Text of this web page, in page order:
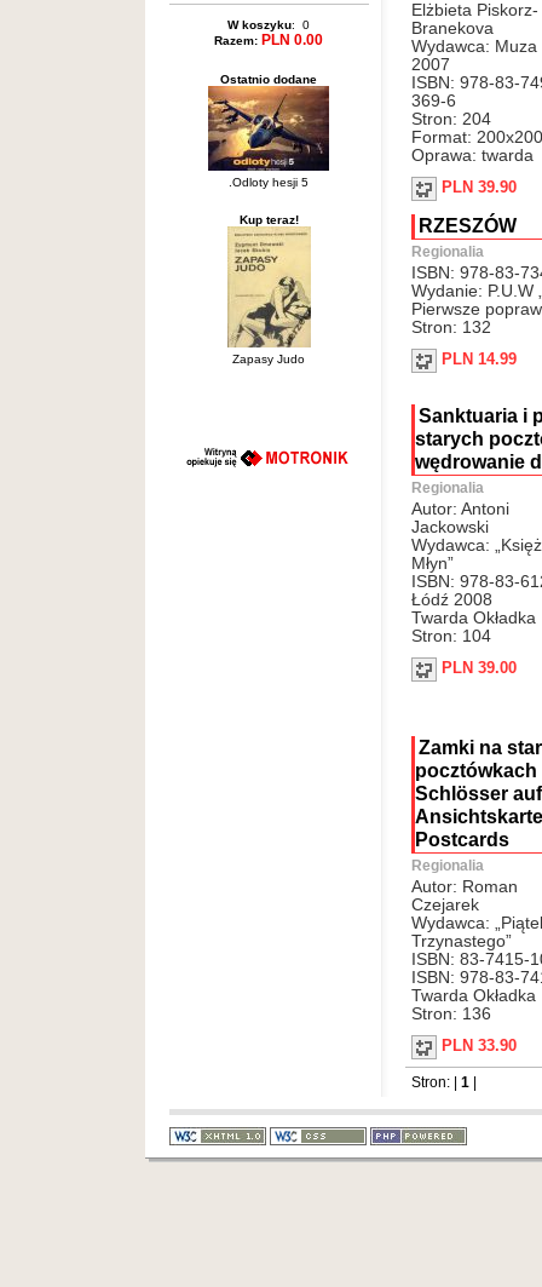
W koszyku: 0
Razem: PLN 0.00
Ostatnio dodane
.Odloty hesji 5
Kup teraz!
Zapasy Judo
Elżbieta Piskorz-
Branekova
Wydawca: Muza
2007
ISBN: 978-83-
369-6
Stron: 204
Format:
Oprawa: twarda
PLN 39.90
RZESZÓW
Regionalia
ISBN: 978-83-
Wydanie: P.U.W
Pierwsze
Stron: 132
PLN 14.99
Sanktuaria i
starych
wędrowanie
Regionalia
Autor: Antoni
Jackowski
Wydawca:
Młyn”
ISBN: 978-83-
Łódź 2008
Twarda Okładka
Stron: 104
PLN 39.00
Zamki na
Schlösser
Postcards
Regionalia
Autor: Roman
Czejarek
Wydawca:
Trzynastego”
ISBN: 83-7415-
ISBN: 978-83-
Twarda Okładka
Stron: 136
PLN 33.90
Stron: | 1|